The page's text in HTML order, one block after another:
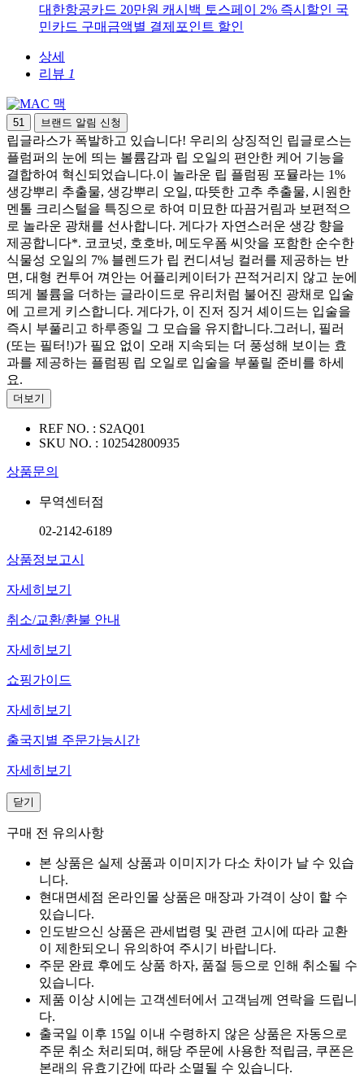
대한항공카드 20만원 캐시백 토스페이 2% 즉시할인 국
민카드 구매금액별 결제포인트 할인
상세
리뷰 1
맥
51 브랜드 알림 신청
립글라스가 폭발하고 있습니다! 우리의 상징적인 립글로스는
플럼퍼의 눈에 띄는 볼륨감과 립 오일의 편안한 케어 기능을
결합하여 혁신되었습니다.이 놀라운 립 플럼핑 포뮬라는 1%
생강뿌리 추출물, 생강뿌리 오일, 따뜻한 고추 추출물, 시원한
멘톨 크리스털을 특징으로 하여 미묘한 따끔거림과 보편적으
로 놀라운 광채를 선사합니다. 게다가 자연스러운 생강 향을
제공합니다*. 코코넛, 호호바, 메도우폼 씨앗을 포함한 순수한
식물성 오일의 7% 블렌드가 립 컨디셔닝 컬러를 제공하는 반
면, 대형 컨투어 껴안는 어플리케이터가 끈적거리지 않고 눈에
띄게 볼륨을 더하는 글라이드로 유리처럼 불어진 광채로 입술
에 고르게 키스합니다. 게다가, 이 진저 징거 셰이드는 입술을
즉시 부풀리고 하루종일 그 모습을 유지합니다.그러니, 필러
(또는 필터!)가 필요 없이 오래 지속되는 더 풍성해 보이는 효
과를 제공하는 플럼핑 립 오일로 입술을 부풀릴 준비를 하세
요.
더보기
REF NO. : S2AQ01
SKU NO. : 102542800935
상품문의
무역센터점
02-2142-6189
상품정보고시
자세히보기
취소/교환/환불 안내
자세히보기
쇼핑가이드
자세히보기
출국지별 주문가능시간
자세히보기
닫기
구매 전 유의사항
본 상품은 실제 상품과 이미지가 다소 차이가 날 수 있습
니다.
현대면세점 온라인몰 상품은 매장과 가격이 상이 할 수
있습니다.
인도받으신 상품은 관세법령 및 관련 고시에 따라 교환
이 제한되오니 유의하여 주시기 바랍니다.
주문 완료 후에도 상품 하자, 품절 등으로 인해 취소될 수
있습니다.
제품 이상 시에는 고객센터에서 고객님께 연락을 드립니
다.
출국일 이후 15일 이내 수령하지 않은 상품은 자동으로
주문 취소 처리되며, 해당 주문에 사용한 적립금, 쿠폰은
본래의 유효기간에 따라 소멸될 수 있습니다.